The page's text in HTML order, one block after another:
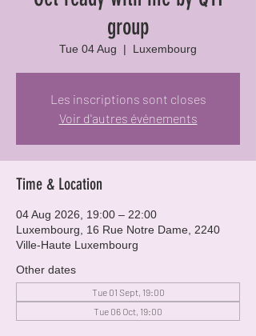
group
Tue 04 Aug
  |
Luxembourg
Les inscriptions sont closes
Voir d'autres événements
Time & Location
04 Aug 2026, 19:00 – 22:00
Luxembourg, 16 Rue Notre Dame, 2240
Ville-Haute Luxembourg
Other dates
Tue 01 Sept, 19:00
Tue 06 Oct, 19:00